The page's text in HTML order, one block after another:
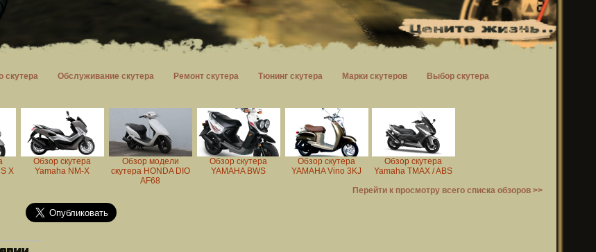
скутера Обслуживание скутера Ремонт скутера Тюнинг скутера Марки скутеров Выбор скутера
X
Обзор скутера
Yamaha NM-X
Обзор модели
скутера HONDA DIO
AF68
Обзор скутера
YAMAHA BWS
Обзор скутера
YAMAHA Vino 3KJ
Обзор скутера
Yamaha TMAX / ABS
Перейти к просмотру всего списка обзоров >>